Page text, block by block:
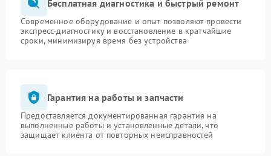
Бесплатная диагностика и быстрый ремонт
Современное оборудование и опыт позволяют провести
экспресс-диагностику и восстановление в кратчайшие
сроки, минимизируя время без устройства
Гарантия на работы и запчасти
Предоставляется документированная гарантия на
выполненные работы и установленные детали, что
защищает клиента от повторных неисправностей